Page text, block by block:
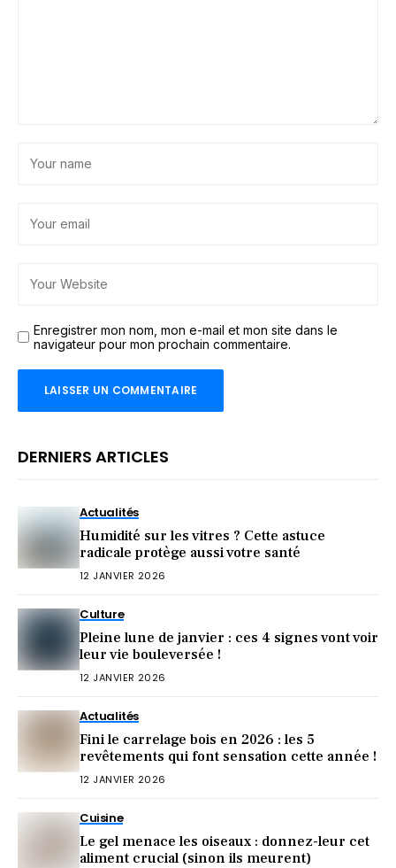
Enregistrer mon nom, mon e-mail et mon site dans le
navigateur pour mon prochain commentaire.
DERNIERS ARTICLES
Actualités
Humidité sur les vitres ? Cette astuce
radicale protège aussi votre santé
12 JANVIER 2026
Culture
Pleine lune de janvier : ces 4 signes vont voir
leur vie bouleversée !
12 JANVIER 2026
Actualités
Fini le carrelage bois en 2026 : les 5
revêtements qui font sensation cette année !
12 JANVIER 2026
Cuisine
Le gel menace les oiseaux : donnez-leur cet
aliment crucial (sinon ils meurent)